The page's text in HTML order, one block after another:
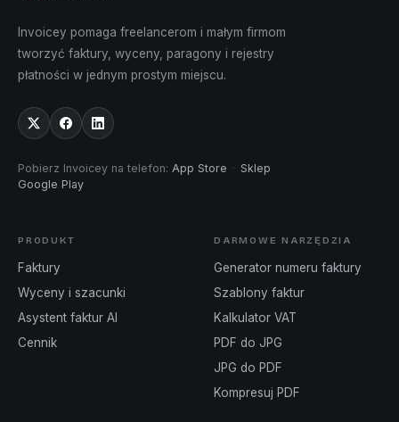
Invoicey pomaga freelancerom i małym firmom
tworzyć faktury, wyceny, paragony i rejestry
płatności w jednym prostym miejscu.
Pobierz Invoicey na telefon: App Store · Sklep
Google Play
PRODUKT
Faktury
Wyceny i szacunki
Asystent faktur AI
Cennik
DARMOWE NARZĘDZIA
Generator numeru faktury
Szablony faktur
Kalkulator VAT
PDF do JPG
JPG do PDF
Kompresuj PDF